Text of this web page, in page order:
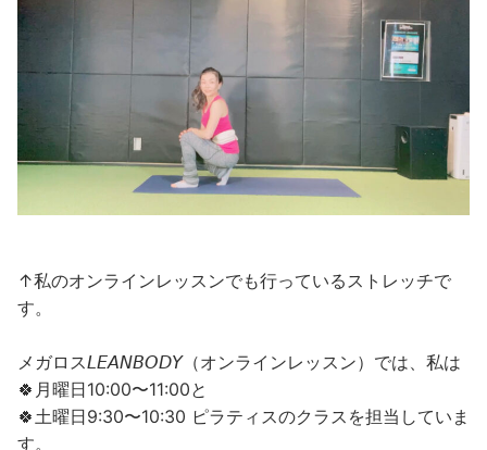
↑私のオンラインレッスンでも行っているストレッチで
す。
メガロス𝘓𝘌𝘈𝘕𝘉𝘖𝘋𝘠（オンラインレッスン）では、私は
🍀月曜日10:00〜11:00と
🍀土曜日9:30〜10:30 ピラティスのクラスを担当していま
す。